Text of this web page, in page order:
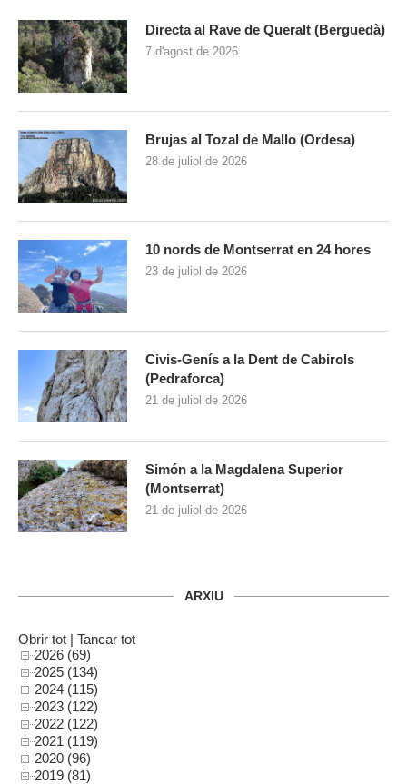
Directa al Rave de Queralt (Berguedà)
7 d'agost de 2026
Brujas al Tozal de Mallo (Ordesa)
28 de juliol de 2026
10 nords de Montserrat en 24 hores
23 de juliol de 2026
Civis-Genís a la Dent de Cabirols
(Pedraforca)
21 de juliol de 2026
Simón a la Magdalena Superior
(Montserrat)
21 de juliol de 2026
ARXIU
Obrir tot | Tancar tot
2026 (69)
2025 (134)
2024 (115)
2023 (122)
2022 (122)
2021 (119)
2020 (96)
2019 (81)